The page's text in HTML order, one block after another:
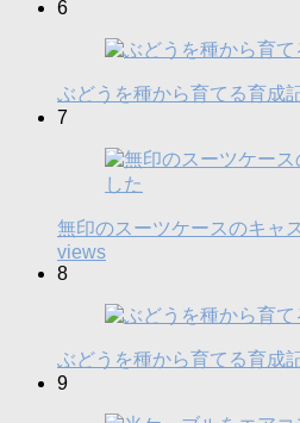
6
ぶどうを種から育てる育成
7
無印のスーツケースのキャ
views
8
ぶどうを種から育てる育成
9